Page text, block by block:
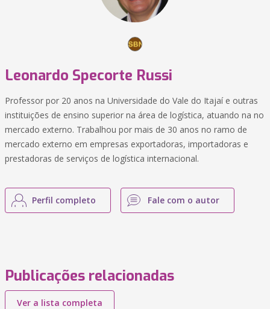
Leonardo Specorte Russi
Professor por 20 anos na Universidade do Vale do Itajaí e outras
instituições de ensino superior na área de logística, atuando na no
mercado externo. Trabalhou por mais de 30 anos no ramo de
mercado externo em empresas exportadoras, importadoras e
prestadoras de serviços de logística internacional.
Perfil completo Fale com o autor
Publicações relacionadas
Ver a lista completa